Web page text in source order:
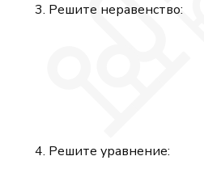
Решите неравенство:
Решите уравнение: